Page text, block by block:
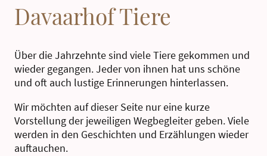
Davaarhof Tiere
Über die Jahrzehnte sind viele Tiere gekommen und
wieder gegangen. Jeder von ihnen hat uns schöne
und oft auch lustige Erinnerungen hinterlassen.
Wir möchten auf dieser Seite nur eine kurze
Vorstellung der jeweiligen Wegbegleiter geben. Viele
werden in den Geschichten und Erzählungen wieder
auftauchen.